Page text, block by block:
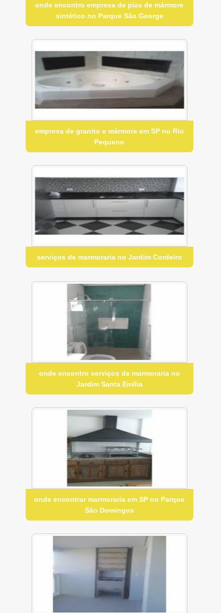
onde encontro empresa de pias de mármore
sintético no Parque São George
empresa de granito e mármore em SP no Rio
Pequeno
serviços de marmoraria no Jardim Cordeiro
onde encontro serviços de marmoraria no
Jardim Santa Emília
onde encontrar marmoraria em SP no Parque
São Domingos